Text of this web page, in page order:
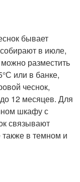
бывает
в июле,
разместить
или в банке,
чеснок,
12 месяцев. Для
шкафу с
связывают
в темном и